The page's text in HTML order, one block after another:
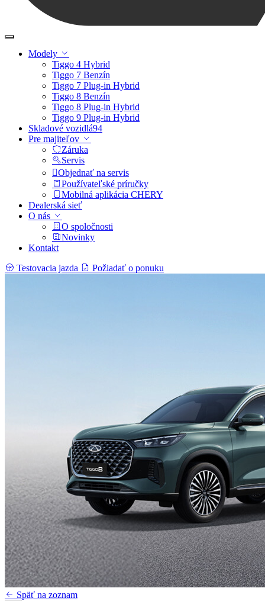
Modely
Tiggo 4 Hybrid
Tiggo 7 Benzín
Tiggo 7 Plug-in Hybrid
Tiggo 8 Benzín
Tiggo 8 Plug-in Hybrid
Tiggo 9 Plug-in Hybrid
Skladové vozidlá94
Pre majiteľov
Záruka
Servis
Objednať na servis
Používateľské príručky
Mobilná aplikácia CHERY
Dealerská sieť
O nás
O spoločnosti
Novinky
Kontakt
Testovacia jazda
Požiadať o ponuku
Späť na zoznam